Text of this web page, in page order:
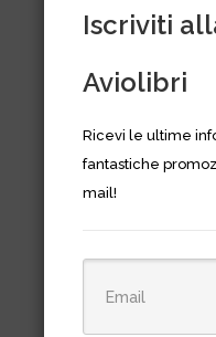
Iscriviti
Aviolibri
Ricevi le ultime
fantastiche
mail!